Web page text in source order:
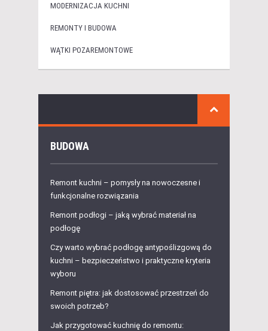
MODERNIZACJA KUCHNI
REMONTY I BUDOWA
WĄTKI POZAREMONTOWE
BUDOWA
Remont kuchni – pomysły na nowoczesne i
funkcjonalne rozwiązania
Remont podłogi – jaką wybrać materiał na
podłogę
Czy warto wybrać podłogę antypoślizgową do
kuchni – bezpieczeństwo i praktyczne kryteria
wyboru
Remont piętra: jak dostosować przestrzeń do
swoich potrzeb?
Jak przygotować kuchnię do remontu: